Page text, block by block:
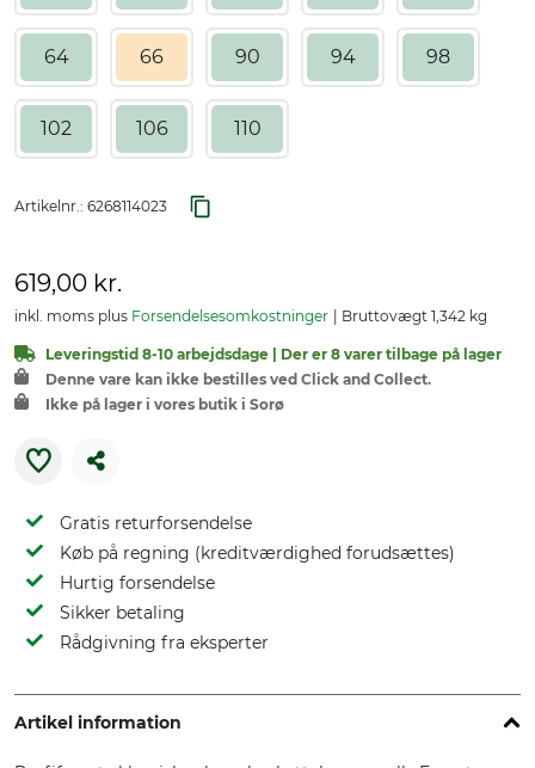
64 66 90 94 98
102 106 110
Artikelnr.: 6268114023
619,00 kr.
inkl. moms plus Forsendelsesomkostninger Bruttovægt 1,342 kg
Leveringstid 8-10 arbejdsdage | Der er 8 varer tilbage på lager
Denne vare kan ikke bestilles ved Click and Collect.
Ikke på lager i vores butik i Sorø
Gratis returforsendelse
Køb på regning (kreditværdighed forudsættes)
Hurtig forsendelse
Sikker betaling
Rådgivning fra eksperter
Artikel information